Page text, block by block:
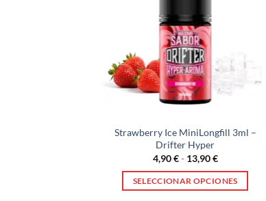
opciones
se
pueden
elegir
en
la
de
producto
Strawberry Ice MiniLongfill 3ml –
Drifter Hyper
4,90€- 13,90€Rango
precios:
desde
SELECCIONAR OPCIONES